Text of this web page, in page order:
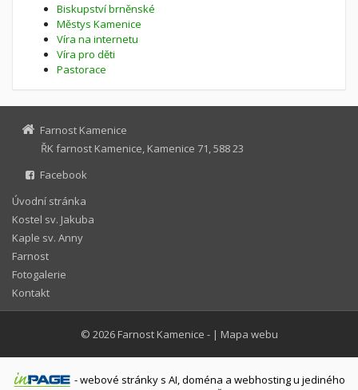
Biskupství brněnské
Městys Kamenice
Víra na internetu
Víra pro děti
Pastorace
Farnost Kamenice
ŘK farnost Kamenice, Kamenice 71, 588 23
Facebook
Úvodní stránka
Kostel sv. Jakuba
Kaple sv. Anny
Farnost
Fotogalerie
Kontakt
© 2026 Farnost Kamenice - | Mapa webu
-webové stránky s AI,doména a webhostingu jediného